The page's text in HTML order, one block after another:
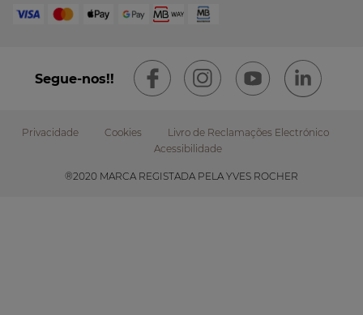
Segue-nos!!
Footer
Privacidade Cookies
Livro de Reclamações Electrónico
Acessibilidade
®2020 MARCA REGISTADA PELA YVES ROCHER